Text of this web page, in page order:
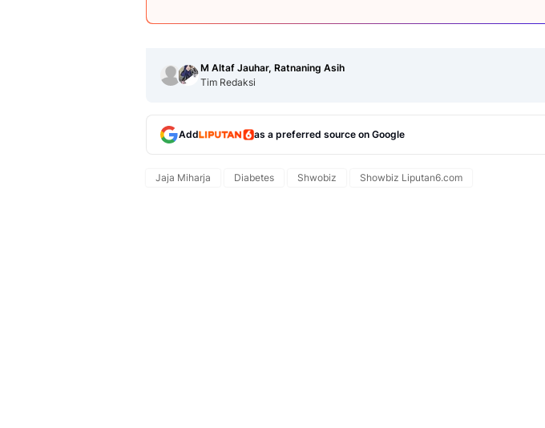
M Altaf Jauhar, Ratnaning Asih
Tim Redaksi
Add as a preferred source on Google
Jaja Miharja Diabetes Shwobiz Showbiz Liputan6.com